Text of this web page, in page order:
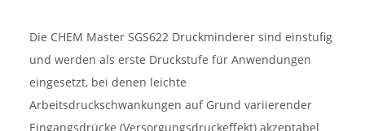
Die CHEM Master SGS622 Druckminderer sind einstufig
und werden als erste Druckstufe für Anwendungen
eingesetzt, bei denen leichte
Arbeitsdruckschwankungen auf Grund variierender
Eingangsdrücke (Versorgungsdruckeffekt) akzeptabel